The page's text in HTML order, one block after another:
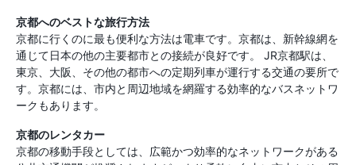
京都へのベストな旅行方法
京都に行くのに最も便利な方法は電車です。京都は、新幹線網を
通じて日本の他の主要都市との接続が良好です。 JR京都駅は、
東京、大阪、その他の都市への定期列車が運行する交通の要所で
す。京都には、市内と周辺地域を網羅する効率的なバスネットワ
ークもあります。
京都のレンタカー
京都の移動手段としては、広範かつ効率的なネットワークがある